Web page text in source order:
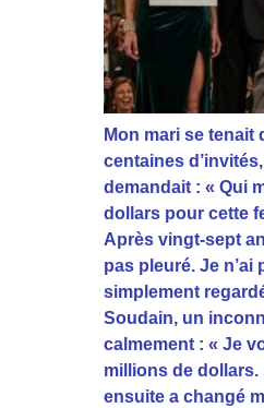
Mon mari se tenait
centaines
demandait : « Qui
dollars pour cette
Après vingt-sept
pas pleuré. Je n’ai
simplement
Soudain, un
calmement : « Je
millions de dollars.
ensuite a changé